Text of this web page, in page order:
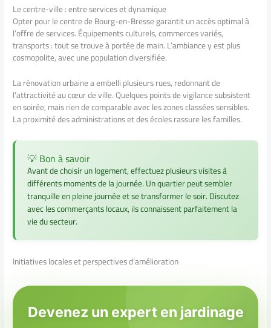
Le centre-ville : entre services et dynamique
Opter pour le centre de Bourg-en-Bresse garantit un accès optimal à
l’offre de services. Équipements culturels, commerces variés,
transports : tout se trouve à portée de main. L’ambiance y est plus
cosmopolite, avec une population diversifiée.
La rénovation urbaine a embelli plusieurs rues, redonnant de
l’attractivité au cœur de ville. Quelques points de vigilance subsistent
en soirée, mais rien de comparable avec les zones classées sensibles.
La proximité des administrations et des écoles rassure les familles.
💡 Bon à savoir
Avant de choisir un logement, effectuez plusieurs visites à
différents moments de la journée. Un quartier peut sembler
tranquille en pleine journée et se transformer le soir. Discutez
avec les commerçants locaux, ils connaissent parfaitement la
vie du secteur.
Initiatives locales et perspectives d’amélioration
Devenez un expert en jardinage